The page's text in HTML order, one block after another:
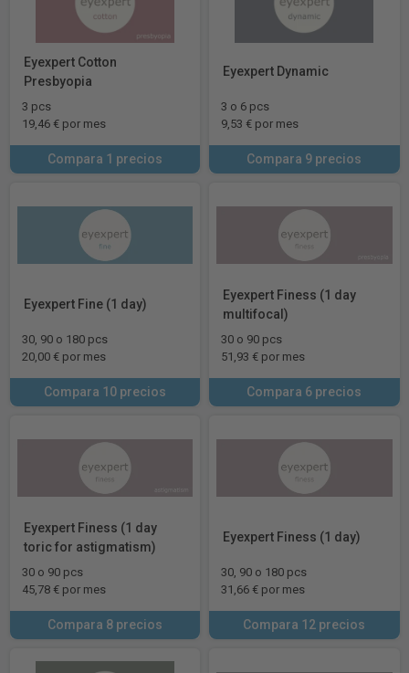
Eyexpert Cotton
Presbyopia
3 pcs
19,46 € por mes
Compara 1 precios
Eyexpert Dynamic
3 o 6 pcs
9,53 € por mes
Compara 9 precios
Eyexpert Fine (1 day)
30, 90 o 180 pcs
20,00 € por mes
Compara 10 precios
Eyexpert Finess (1 day
multifocal)
30 o 90 pcs
51,93 € por mes
Compara 6 precios
Eyexpert Finess (1 day
toric for astigmatism)
30 o 90 pcs
45,78 € por mes
Compara 8 precios
Eyexpert Finess (1 day)
30, 90 o 180 pcs
31,66 € por mes
Compara 12 precios